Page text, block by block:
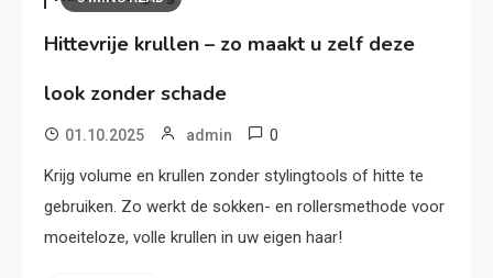
Hittevrije krullen – zo maakt u zelf deze
look zonder schade
01.10.2025 admin 0
Krijg volume en krullen zonder stylingtools of hitte te
gebruiken. Zo werkt de sokken- en rollersmethode voor
moeiteloze, volle krullen in uw eigen haar!